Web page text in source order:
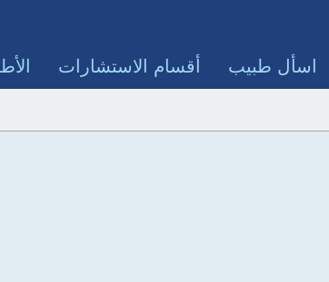
اسأل طبيب أقسام الاستشارات